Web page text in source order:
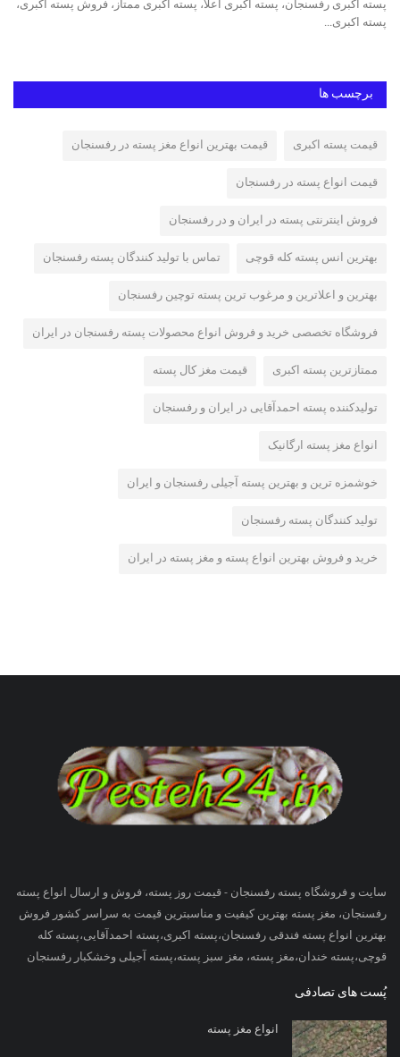
پسته اکبری رفسنجان، پسته اکبری اعلا، پسته اکبری ممتاز، فروش پسته اکبری،
پسته اکبری...
برچسب ها
قیمت پسته اکبری قیمت بهترین انواع مغز پسته در رفسنجان
قیمت انواع پسته در رفسنجان
فروش اینترنتی پسته در ایران و در رفسنجان
بهترین انس پسته کله قوچی تماس با تولید کنندگان پسته رفسنجان
بهترین و اعلاترین و مرغوب ترین پسته توچین رفسنجان
فروشگاه تخصصی خرید و فروش انواع محصولات پسته رفسنجان در ایران
ممتازترین پسته اکبری قیمت مغز کال پسته
تولیدکننده پسته احمدآقایی در ایران و رفسنجان
انواع مغز پسته ارگانیک
خوشمزه ترین و بهترین پسته آجیلی رفسنجان و ایران
تولید کنندگان پسته رفسنجان
خرید و فروش بهترین انواع پسته و مغز پسته در ایران
سایت و فروشگاه پسته رفسنجان - قیمت روز پسته، فروش و ارسال انواع پسته
رفسنجان، مغز پسته بهترین کیفیت و مناسبترین قیمت به سراسر کشور فروش
بهترین انواع پسته فندقی رفسنجان،پسته اکبری،پسته احمدآقایی،پسته کله
قوچی،پسته خندان،مغز پسته، مغز سبز پسته،پسته آجیلی وخشکبار رفسنجان
پُست های تصادفی
انواع مغز پسته